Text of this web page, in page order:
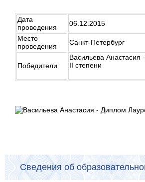
Дата
проведения
06.12.2015
Место
проведения
Санкт-Петербург
Победители
Васильева Анастасия
II степени
Сведения об